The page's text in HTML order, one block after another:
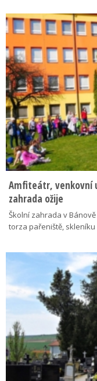
Amfiteátr, venkovní
zahrada ožije
Školní zahrada v
torza pařeniště,